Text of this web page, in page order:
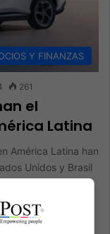
Y FINANZAS
261
el
Latina
América Latina han
Unidos y Brasil